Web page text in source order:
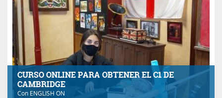
CURSO ONLINE PARA OBTENER EL C1 DE
CAMBRIDGE
Con ENGLISH ON